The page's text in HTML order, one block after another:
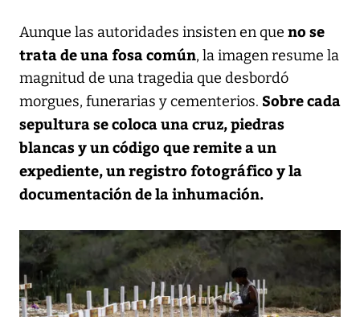
Aunque las autoridades insisten en que no se
trata de una fosa común, la imagen resume la
magnitud de una tragedia que desbordó
morgues, funerarias y cementerios. Sobre cada
sepultura se coloca una cruz, piedras
blancas y un código que remite a un
expediente, un registro fotográfico y la
documentación de la inhumación.